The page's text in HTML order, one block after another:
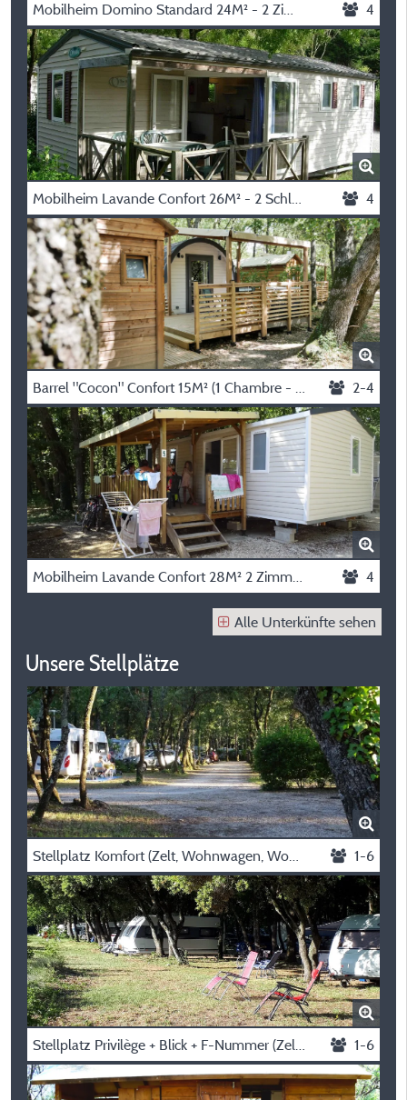
Mobilheim Domino Standard 24M² - 2 Zimmer + Tv + Halbüberdachte Terrasse 10M² 4
Mobilheim Lavande Confort 26M² - 2 Schlafzimmer + Fs + Klimaanlage + Halbüberdachte Terrasse 7M² 4
Barrel "Cocon" Confort 15M² (1 Chambre - 2/4Pers.) + Terrasse Couverte 9M² + Tv 2-4
Mobilheim Lavande Confort 28M² 2 Zimmer +Fs + Klimaanlage +Überdachte Terrasse 11M² 4
Alle Unterkünfte sehen
Unsere Stellplätze
Stellplatz Komfort (Zelt, Wohnwagen, Wohnmobil / 1 Auto / Strom 10A) 1-6
Stellplatz Privilège + Blick + F-Nummer (Zelt, Wohnwagen, Wohnmobil / 1 Auto / Strom 10A) 1-6